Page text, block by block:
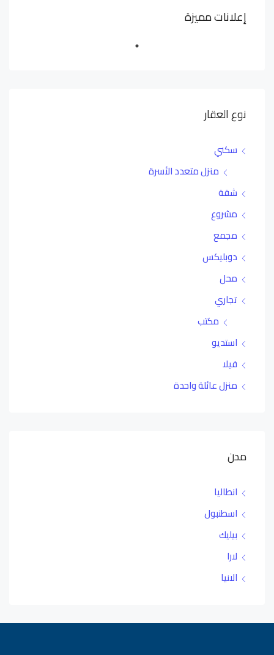
إعلانات مميزة
نوع العقار
سكني
منزل متعدد الأسرة
شقة
مشروع
مجمع
دوبليكس
محل
تجاري
مكتب
استديو
فيلا
منزل عائلة واحدة
مدن
انطاليا
اسطنبول
بيليك
لارا
الانيا